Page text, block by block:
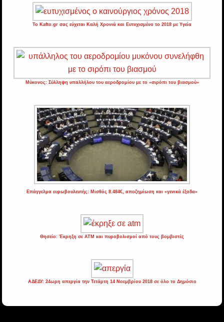
Το Kafto.gr σας εύχεται Καλή Χρονιά και Ευτυχισμένο το 2018 με Υγεία
Μύκονος: Σύλληψη υπαλλήλου του αεροδρομίου με το «σιρόπι του βιασμού»
Επάγγελμα ευρωβουλευτής: Μισθός 8.484€, αποζημίωση και «γενικά έξοδα»
Θησείο: Έκρηξη σε ATM και πυροβολισμοί από τους βομβιστές
ΑΔΕΔΥ: 24ωρη απεργία την Τετάρτη 14 Νοεμβρίου 2018 σε όλο το Δημόσιο